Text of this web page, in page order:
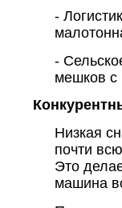
-
-
мешков с
Низкая
почти
Это
машина